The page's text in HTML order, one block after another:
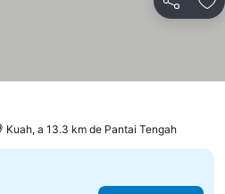
Partilhar
Kuah, a 13.3 km de Pantai Tengah